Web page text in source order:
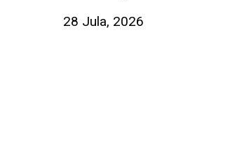
28 Jula, 2026